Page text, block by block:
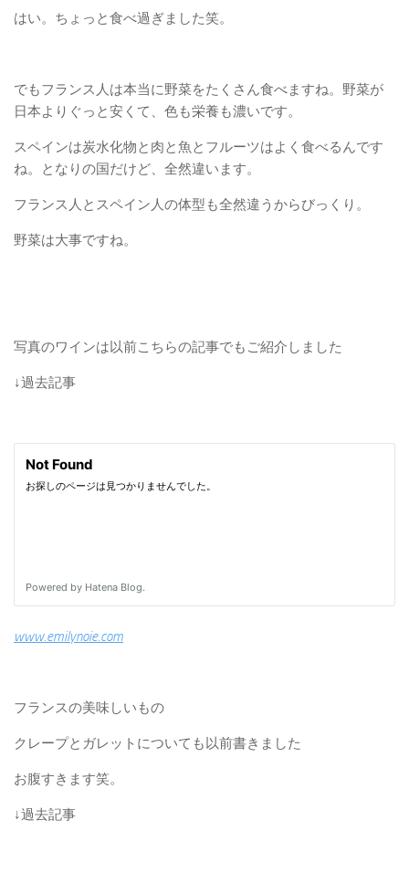
はい。ちょっと食べ過ぎました笑。
でもフランス人は本当に野菜をたくさん食べますね。野菜が
日本よりぐっと安くて、色も栄養も濃いです。
スペインは炭水化物と肉と魚とフルーツはよく食べるんです
ね。となりの国だけど、全然違います。
フランス人とスペイン人の体型も全然違うからびっくり。
野菜は大事ですね。
写真のワインは以前こちらの記事でもご紹介しました
↓過去記事
www.emilynoie.com
フランスの美味しいもの
クレープとガレットについても以前書きました
お腹すきます笑。
↓過去記事